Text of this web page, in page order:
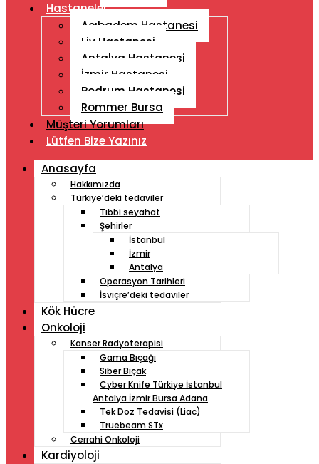
Hastaneler
Acıbadem Hastanesi
Liv Hastanesi
Antalya Hastanesi
İzmir Hastanesi
Bodrum Hastanesi
Rommer Bursa
Müşteri Yorumları
Lütfen Bize Yazınız
Anasayfa
Hakkımızda
Türkiye’deki tedaviler
Tıbbi seyahat
Şehirler
İstanbul
İzmir
Antalya
Operasyon Tarihleri
İsviçre’deki tedaviler
Kök Hücre
Onkoloji
Kanser Radyoterapisi
Gama Bıçağı
Siber Bıçak
Cyber ​​Knife Türkiye İstanbul
Antalya İzmir Bursa Adana
Tek Doz Tedavisi (Liac)
Truebeam STx
Cerrahi Onkoloji
Kardiyoloji